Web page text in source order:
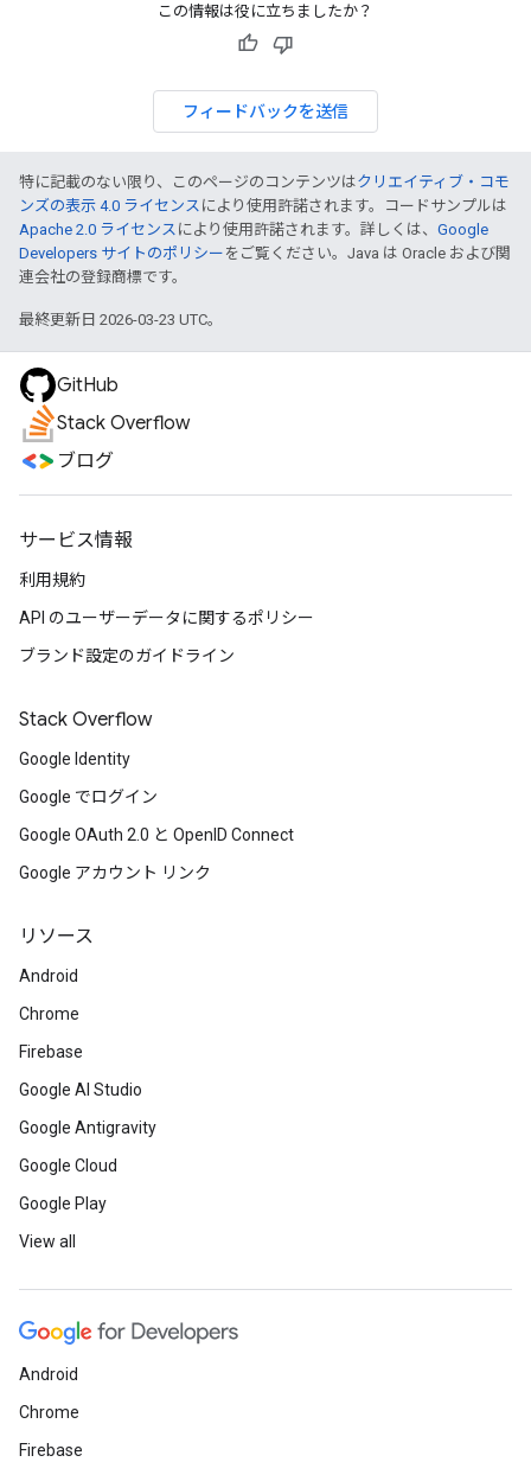
この情報は役に立ちましたか？
フィードバックを送信
特に記載のない限り、このページのコンテンツはクリエイティブ・コモ
ンズの表示 4.0 ライセンス により使用許諾されます。コードサンプルは
Apache 2.0 ライセンス により使用許諾されます。詳しくは、 Google
Developers サイトのポリシー をご覧ください。Java は Oracle および関
連会社の登録商標です。
最終更新日 2026-03-23 UTC。
GitHub
Stack Overflow
ブログ
サービス情報
利用規約
API のユーザーデータに関するポリシー
ブランド設定のガイドライン
Stack Overflow
Google Identity
Google でログイン
Google OAuth 2.0 と OpenID Connect
Google アカウント リンク
リソース
Android
Chrome
Firebase
Google AI Studio
Google Antigravity
Google Cloud
Google Play
View all
Android
Chrome
Firebase